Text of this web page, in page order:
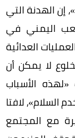
الهدنة التي
اليمني في
العدائية
لا يمكن أن
الأسباب
السلام»، لافتا
مع المجتمع